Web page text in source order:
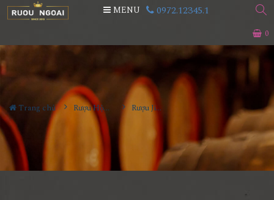
0
MENU 0972.12345.1
Trang chủ Rượu Hộp Quà Rượu Jim Beam 1L - Hộp Đơn 2022